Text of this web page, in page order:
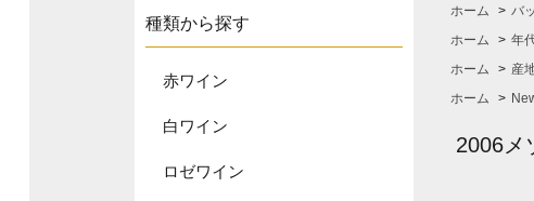
ホーム
> バ
ホーム
> 年
ホーム
> 産
ホーム
>
2006メ
種類から探す
赤ワイン
白ワイン
ロゼワイン